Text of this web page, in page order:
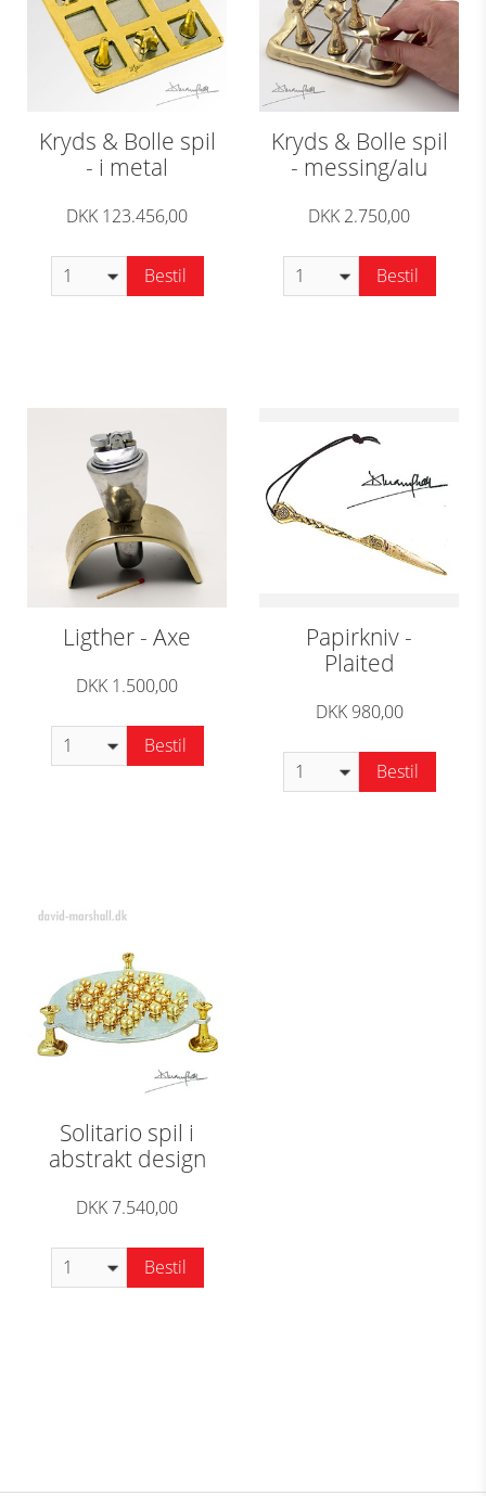
Kryds & Bolle spil
- i metal
DKK 123.456,00
Bestil
Kryds & Bolle spil
- messing/alu
DKK 2.750,00
Bestil
Ligther - Axe
DKK 1.500,00
Bestil
Papirkniv -
Plaited
DKK 980,00
Bestil
Solitario spil i
abstrakt design
DKK 7.540,00
Bestil